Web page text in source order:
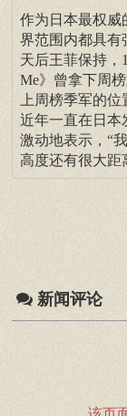
作为日本最权威
界范围内都具有
天后王菲保持，
Me》曾拿下周
上周榜季军的
近年一直在日本
激动地表示，“
高度还有很大距
新闻评论